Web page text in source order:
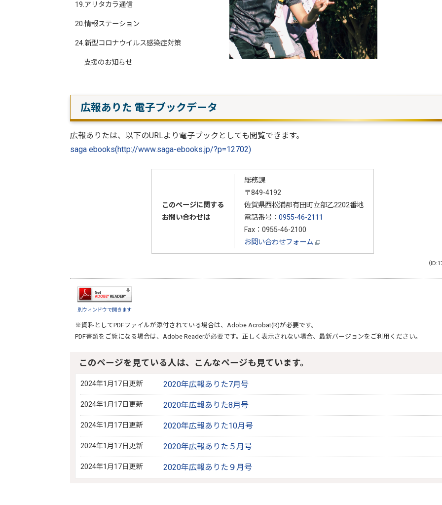
19.アリタカラ通信
20.情報ステーション
24.新型コロナウイルス感染症対策
支援のお知らせ
広報ありた 電子ブックデータ
広報ありたは、以下のURLより電子ブックとしても閲覧できます。
saga ebooks(http://www.saga-ebooks.jp/?p=12702)
このページに関する
お問い合わせは
総務課
〒849-4192
佐賀県西松浦郡有田町立部乙2202番地
電話番号： 0955-46-2111
Fax：0955-46-2100
お問い合わせフォーム
（
別ウィンドウで開きます
※資料としてPDFファイルが添付されている場合は、 Adobe Acrobat(R)が必要です。
PDF書類をご覧になる場合は、 Adobe Readerが必要です。正しく表示されない場合、最新バージョンをご利用ください。
このページを見ている人は、こんなページも見ています。
2024年1月17日更新 2020年広報ありた7月号
2024年1月17日更新 2020年広報ありた8月号
2024年1月17日更新 2020年広報ありた10月号
2024年1月17日更新 2020年広報ありた５月号
2024年1月17日更新 2020年広報ありた９月号